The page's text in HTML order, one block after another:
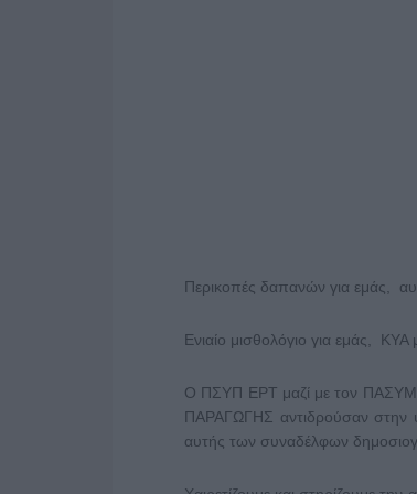
Περικοπές δαπανών για εμάς,
Ενιαίο μισθολόγιο για εμάς,
Ο ΠΣΥΠ ΕΡΤ μαζί με τον
ΠΑΡΑΓΩΓΗΣ αντιδρούσαν στην
αυτής των συναδέλφων